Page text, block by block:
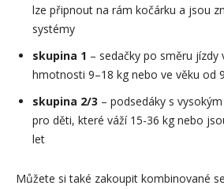
lze připnout na rám kočárku a jsou
systémy
skupina 1 – sedačky po směru
hmotnosti 9–18 kg nebo ve věku od
skupina 2/3 – podsedáky s
pro děti, které váží 15-36 kg nebo
let
Můžete si také zakoupit kombinované